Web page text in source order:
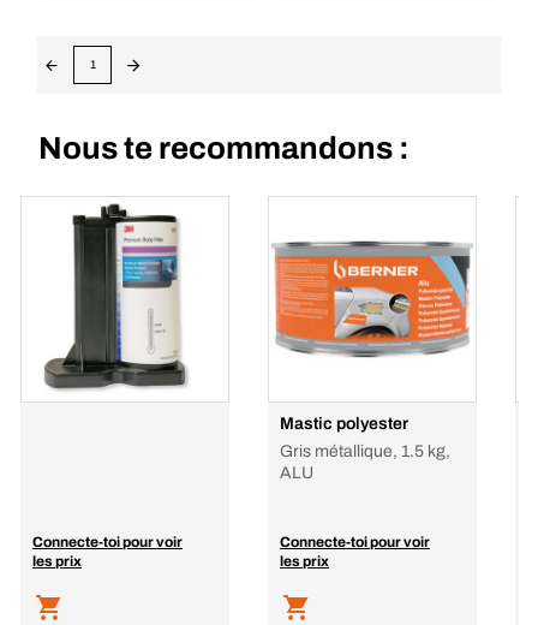
1
Nous te recommandons :
Connecte-toi pour voir
les prix
Mastic polyester
Gris métallique, 1.5 kg,
ALU
Connecte-toi pour voir
les prix